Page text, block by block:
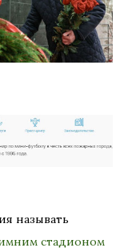
называть
стадионом